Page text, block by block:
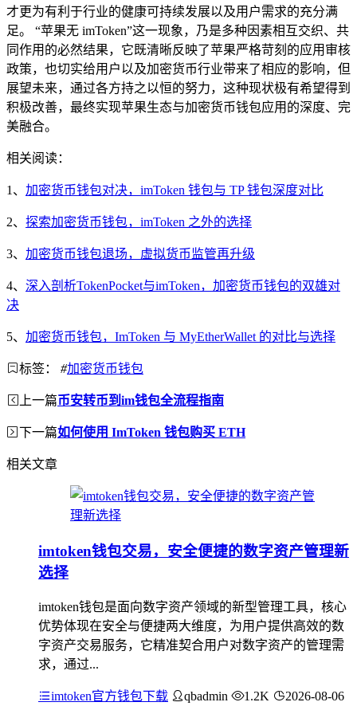
才更为有利于行业的健康可持续发展以及用户需求的充分满
足。 “苹果无 imToken”这一现象，乃是多种因素相互交织、共
同作用的必然结果，它既清晰反映了苹果严格苛刻的应用审核
政策，也切实给用户以及加密货币行业带来了相应的影响，但
展望未来，通过各方持之以恒的努力，这种现状极有希望得到
积极改善，最终实现苹果生态与加密货币钱包应用的深度、完
美融合。
相关阅读：
1、 加密货币钱包对决，imToken 钱包与 TP 钱包深度对比
2、 探索加密货币钱包，imToken 之外的选择
3、 加密货币钱包退场，虚拟货币监管再升级
4、 深入剖析TokenPocket与imToken，加密货币钱包的双雄对
决
5、 加密货币钱包，ImToken 与 MyEtherWallet 的对比与选择
标签： #加密货币钱包
上一篇币安转币到im钱包全流程指南
下一篇如何使用 ImToken 钱包购买 ETH
相关文章
imtoken钱包交易，安全便捷的数字资产管理新
选择
imtoken钱包是面向数字资产领域的新型管理工具，核心
优势体现在安全与便捷两大维度，为用户提供高效的数
字资产交易服务，它精准契合用户对数字资产的管理需
求，通过...
imtoken官方钱包下载 qbadmin 1.2K 2026-08-06